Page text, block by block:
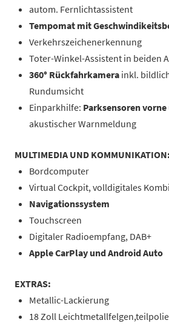
autom. Fernlichtassistent
Tempomat mit
Verkehrszeichenerkennung
Toter-Winkel-Assistent in beiden
360° Rückfahrkamera inkl.
Rundumsicht
Einparkhilfe: Parksensoren
akustischer Warnmeldung
MULTIMEDIA UND KOMMUNIKATION:
Bordcomputer
Virtual Cockpit, volldigitales
Navigationssystem
Touchscreen
Digitaler Radioempfang, DAB+
Apple CarPlay und Android Auto
EXTRAS:
Metallic-Lackierung
18 Zoll